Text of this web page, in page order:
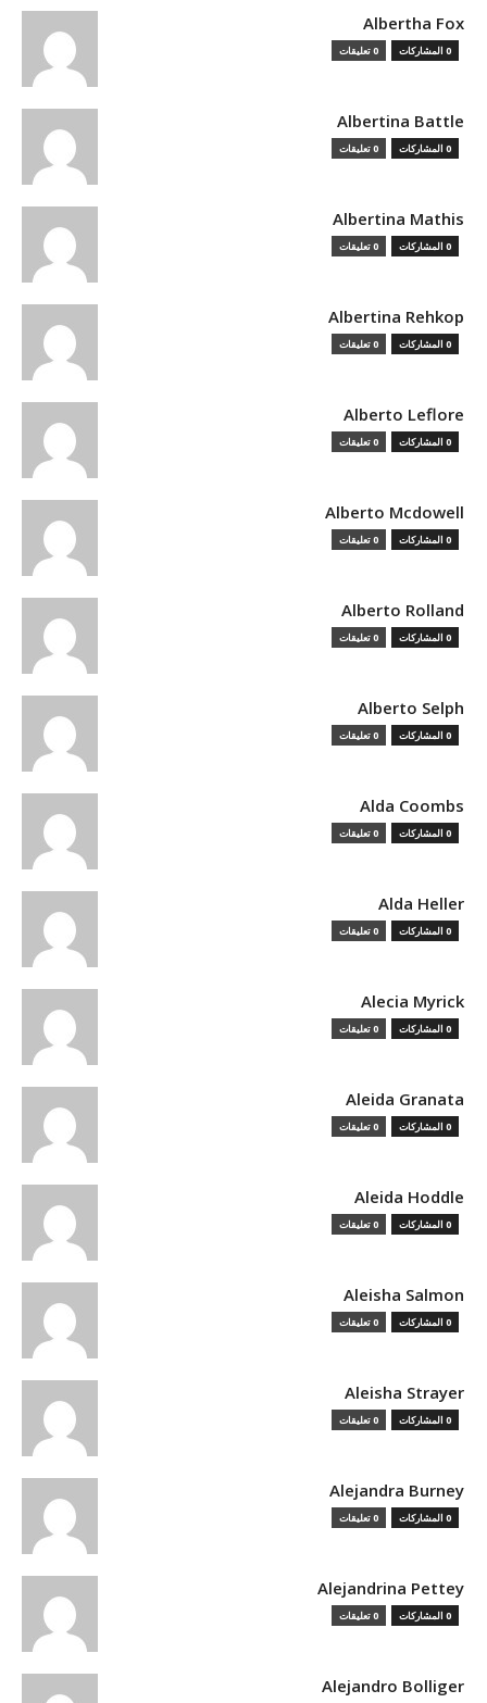
Albertha Fox
0 المشاركات 0 تعليقات
Albertina Battle
0 المشاركات 0 تعليقات
Albertina Mathis
0 المشاركات 0 تعليقات
Albertina Rehkop
0 المشاركات 0 تعليقات
Alberto Leflore
0 المشاركات 0 تعليقات
Alberto Mcdowell
0 المشاركات 0 تعليقات
Alberto Rolland
0 المشاركات 0 تعليقات
Alberto Selph
0 المشاركات 0 تعليقات
Alda Coombs
0 المشاركات 0 تعليقات
Alda Heller
0 المشاركات 0 تعليقات
Alecia Myrick
0 المشاركات 0 تعليقات
Aleida Granata
0 المشاركات 0 تعليقات
Aleida Hoddle
0 المشاركات 0 تعليقات
Aleisha Salmon
0 المشاركات 0 تعليقات
Aleisha Strayer
0 المشاركات 0 تعليقات
Alejandra Burney
0 المشاركات 0 تعليقات
Alejandrina Pettey
0 المشاركات 0 تعليقات
Alejandro Bolliger